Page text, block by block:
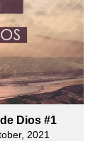
Dios #1
2021